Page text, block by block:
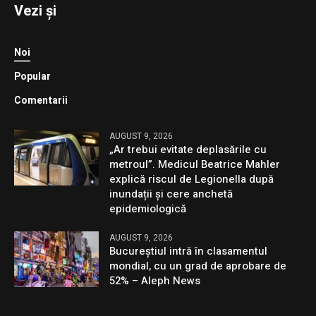
Vezi și
Noi
Popular
Comentarii
AUGUST 9, 2026
„Ar trebui evitate deplasările cu
metroul”. Medicul Beatrice Mahler
explică riscul de Legionella după
inundații și cere anchetă
epidemiologică
AUGUST 9, 2026
Bucureștiul intră în clasamentul
mondial, cu un grad de aprobare de
52% – Aleph News